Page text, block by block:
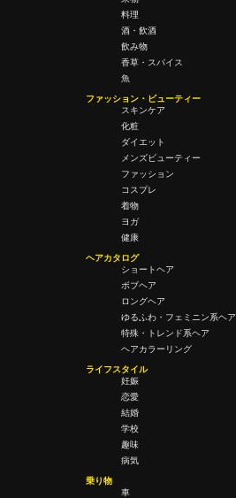
料理
酒・飲酒
飲み物
香草・スパイス
魚
ファッション・ビューティー
スキンケア
化粧
ダイエット
メンズビューティー
ファッション
コスプレ
着物
ヨガ
健康
ヘアカタログ
ショートヘア
ボブヘア
ロングヘア
ゆるふわ・フェミニン系ヘア
特殊・トレンド系ヘア
ヘアカラーリング
ライフスタイル
妊娠
恋愛
結婚
学校
趣味
病気
乗り物
車